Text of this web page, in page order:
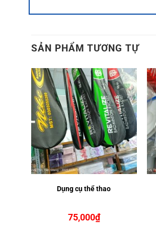
SẢN PHẨM TƯƠNG TỰ
Dụng cụ thể thao
75,000₫